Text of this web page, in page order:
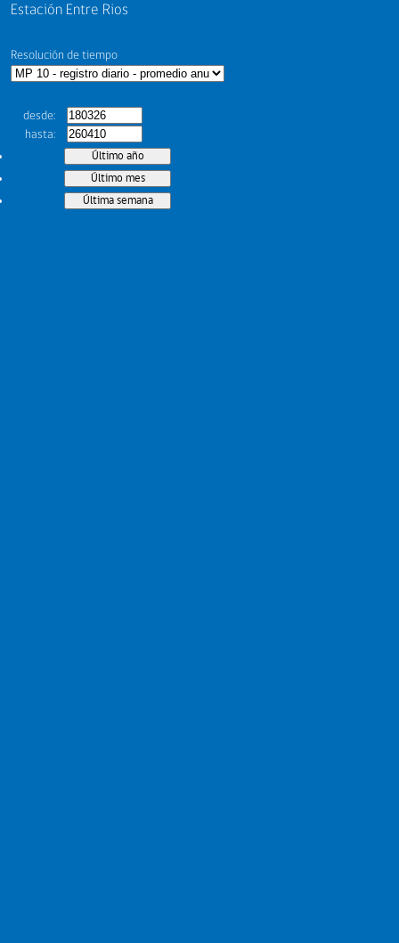
Estación Entre Rios
Resolución de tiempo
desde
hasta